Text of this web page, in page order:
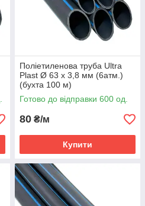
Поліетиленова труба Ultra
Plast Ø 63 х 3,8 мм (6атм.)
(бухта 100 м)
Готово до відправки 600 од.
80 ₴/м
Купити